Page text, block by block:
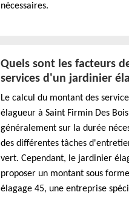
nécessaires.
Quels sont les facteurs
services d'un jardinier
Le calcul du montant des
élagueur à Saint Firmin Des
généralement sur la durée
des différentes tâches
vert. Cependant, le jardinier
proposer un montant sous
élagage 45, une entreprise